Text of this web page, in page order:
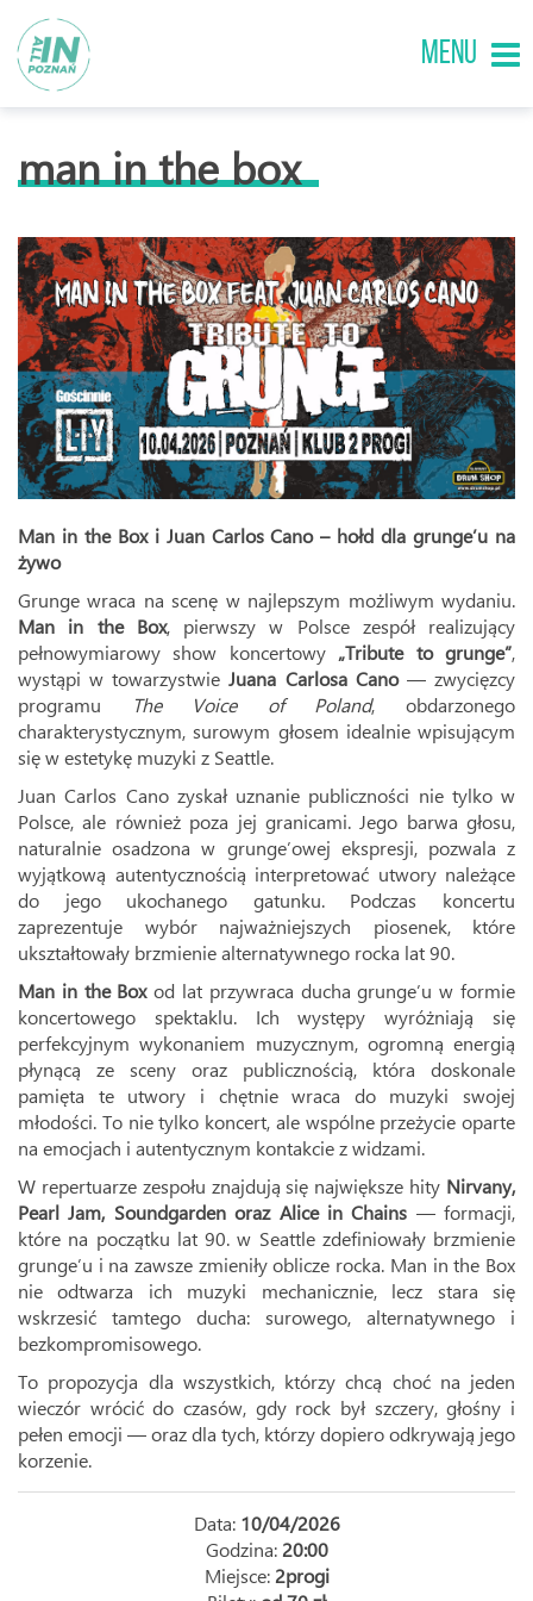
MENU
man in the box
Man in the Box i Juan Carlos Cano – hołd dla grunge’u na
żywo
Grunge wraca na scenę w najlepszym możliwym wydaniu.
Man in the Box, pierwszy w Polsce zespół realizujący
pełnowymiarowy show koncertowy „Tribute to grunge”,
wystąpi w towarzystwieJuana Carlosa Cano— zwycięzcy
programu
The Voice of Poland, obdarzonego
charakterystycznym, surowym głosem idealnie wpisującym
się w estetykę muzyki z Seattle.
Juan Carlos Cano zyskał uznanie publiczności nie tylko w
Polsce, ale również poza jej granicami. Jego barwa głosu,
naturalnie osadzona w grunge’owej ekspresji, pozwala z
wyjątkową autentycznością interpretować utwory należące
do jego ukochanego gatunku. Podczas koncertu
zaprezentuje wybór najważniejszych piosenek, które
ukształtowały brzmienie alternatywnego rocka lat 90.
Man in the Boxod lat przywraca ducha grunge’u w formie
koncertowego spektaklu. Ich występy wyróżniają się
perfekcyjnym wykonaniem muzycznym, ogromną energią
płynącą ze sceny oraz publicznością, która doskonale
pamięta te utwory i chętnie wraca do muzyki swojej
młodości. To nie tylko koncert, ale wspólne przeżycie oparte
na emocjach i autentycznym kontakcie z widzami.
W repertuarze zespołu znajdują się największe hity Nirvany,
Pearl Jam, Soundgarden oraz Alice in Chains — formacji,
które na początku lat 90. w Seattle zdefiniowały brzmienie
grunge’u i na zawsze zmieniły oblicze rocka. Man in the Box
nie odtwarza ich muzyki mechanicznie, lecz stara się
wskrzesić tamtego ducha: surowego, alternatywnego i
bezkompromisowego.
To propozycja dla wszystkich, którzy chcą choć na jeden
wieczór wrócić do czasów, gdy rock był szczery, głośny i
pełen emocji — oraz dla tych, którzy dopiero odkrywają jego
korzenie.
Data: 10/04/2026
Godzina: 20:00
Miejsce: 2progi